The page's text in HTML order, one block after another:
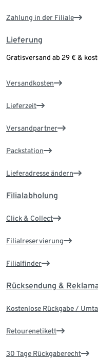
Zahlung in der Filiale
Lieferung
Gratisversand ab 29 € &
Versandkosten
Lieferzeit
Versandpartner
Packstation
Lieferadresse ändern
Filialabholung
Click & Collect
Filialreservierung
Filialfinder
Rücksendung &
Kostenlose Rückgabe /
Retourenetikett
30 Tage Rückgaberecht